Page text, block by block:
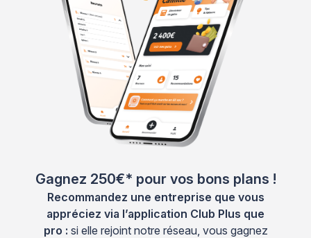
Gagnez 250€* pour vos bons plans !
Recommandez une entreprise que vous
appréciez via l’application Club Plus que
pro : si elle rejoint notre réseau, vous gagnez